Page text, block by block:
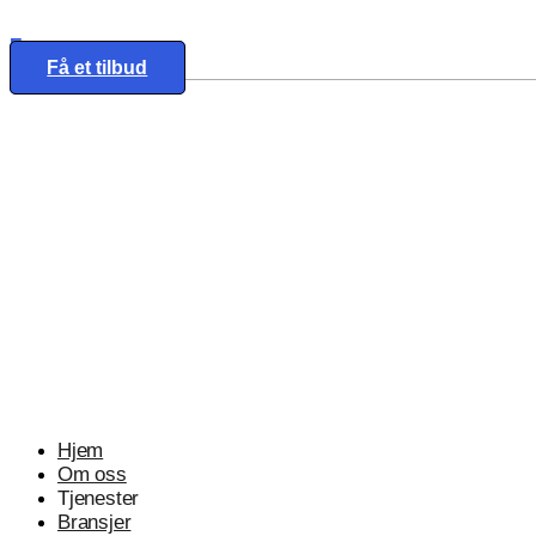
Eng
Få et tilbud
Hjem
Om oss
Tjenester
Bransjer